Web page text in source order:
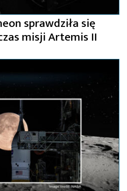
sprawdziła się
misji Artemis II